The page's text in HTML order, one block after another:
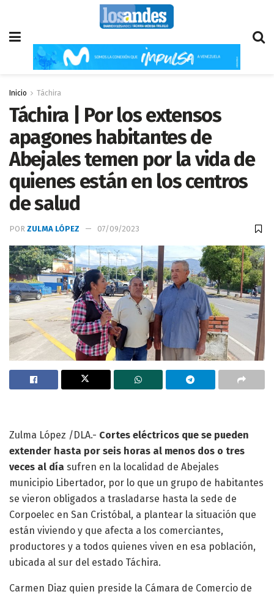
Inicio Táchira
Táchira | Por los extensos
apagones habitantes de
Abejales temen por la vida de
quienes están en los centros
de salud
POR ZULMA LÓPEZ 07/09/2023
Zulma López /DLA.- Cortes eléctricos que se pueden
extender hasta por seis horas al menos dos o tres
veces al día sufren en la localidad de Abejales
municipio Libertador, por lo que un grupo de habitantes
se vieron obligados a trasladarse hasta la sede de
Corpoelec en San Cristóbal, a plantear la situación que
están viviendo y que afecta a los comerciantes,
productores y a todos quienes viven en esa población,
ubicada al sur del estado Táchira.
Carmen Diaz quien preside la Cámara de Comercio de